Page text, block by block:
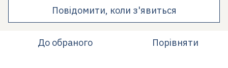
Повідомити, коли з'явиться
До обраного Порівняти